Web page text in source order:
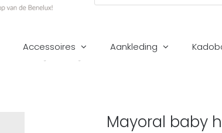
Accessoires Aankleding
Mayoral baby